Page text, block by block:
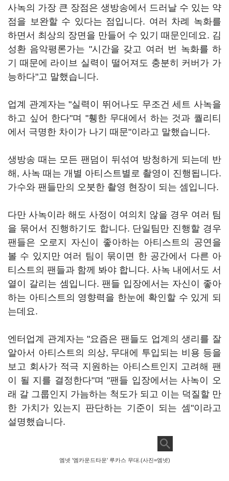
사녹의 가장 큰 장점은 생방송에서 드러날 수 있는 약
점을 보완할 수 있다는 점입니다. 여러 차례 녹화를
하면서 최상의 장면을 만들어 수 있기 때문인데요. 김
성환 음악평론가는 "시간을 갖고 여러 번 녹화를 하
기 때문에 라이브 실력이 떨어져도 충분히 커버가 가
능하다"고 말했습니다.
업계 관계자는 "실력이 뛰어나도 무조건 세트 사녹을
하고 싶어 한다"며 "휑한 무대에서 하는 것과 퀄리티
에서 극명한 차이가 나기 때문"이라고 말했습니다.
생방송 때는 모든 팬덤이 뒤섞여 방청하게 되는데 반
해, 사녹 때는 개별 아티스트별로 촬영이 진행됩니다.
가수와 팬들만의 오붓한 촬영 현장이 되는 셈입니다.
다만 사녹이라 해도 사정이 여의치 않을 경우 여러 팀
을 묶어서 진행하기도 합니다. 단일팀만 진행할 경우
팬들은 오로지 자신이 좋아하는 아티스트의 공연을
볼 수 있지만 여러 팀이 묶이면 한 공간에서 다른 아
티스트의 팬들과 함께 봐야 합니다. 사녹 내에서도 서
열이 갈리는 셈입니다. 팬들 입장에서는 자신이 좋아
하는 아티스트의 영향력을 한눈에 확인할 수 있게 되
는데요.
엔터업계 관계자는 "요즘은 팬들도 업계의 생리를 잘
알아서 아티스트의 의상, 무대에 투입되는 비용 등을
보고 회사가 적극 지원하는 아티스트인지 고려해 팬
이 될 지를 결정한다"며 "팬들 입장에서는 사녹이 오
래 갈 그룹인지 가늠하는 척도가 되고 이는 덕질할 만
한 가치가 있는지 판단하는 기준이 되는 셈"이라고
설명했습니다.
엠넷 '엠카운드타운' 루카스 무대.(사진=엠넷)